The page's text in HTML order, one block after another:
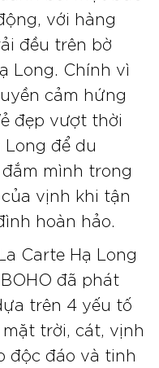
với hàng
đều trên bờ
Long. Chính vì
cảm hứng
đẹp vượt thời
Long để du
mình trong
vịnh khi tận
hoàn hảo.
Carte Hạ Long
đã phát
trên 4 yếu tố
trời, cát, vịnh
độc đáo và tinh